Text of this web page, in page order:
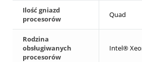
Ilość gniazd
procesorów
Quad
Rodzina
obsługiwanych
procesorów
Intel®